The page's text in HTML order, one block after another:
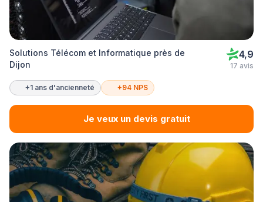
Solutions Télécom et Informatique près de
Dijon
4,9
17 avis
+1 ans d'ancienneté +94 NPS
Je veux un devis gratuit